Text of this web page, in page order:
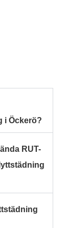
i Öckerö?
RUT-